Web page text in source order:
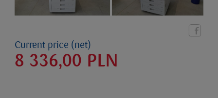
Current price (net)
8 336,00 PLN